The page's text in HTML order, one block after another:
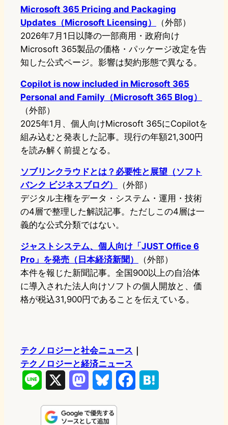
Microsoft 365 Pricing and Packaging
Updates（Microsoft Licensing）
（外部）
2026年7月1日以降の一部商用・政府向け
Microsoft 365製品の価格・パッケージ改定を告
知した公式ページ。影響は契約形態で異なる。
Copilot is now included in Microsoft 365
Personal and Family（Microsoft 365 Blog）
（外部）
2025年1月、個人向けMicrosoft 365にCopilotを
組み込むと発表した記事。現行の年額21,300円
を読み解く前提となる。
ソブリンクラウドとは？必要性と展望（ソフト
バンク ビジネスブログ）
（外部）
デジタル主権をデータ・システム・運用・技術
の4層で整理した解説記事。ただしこの4層は一
義的な公式分類ではない。
ジャストシステム、個人向け「JUST Office 6
Pro」を発売（日本経済新聞）
（外部）
本件を報じた新聞記事。全国900以上の自治体
に導入された法人向けソフトの個人開放と、価
格が税込31,900円であることを伝えている。
テクノロジーと社会ニュース
テクノロジーと経済ニュース
n
s
u